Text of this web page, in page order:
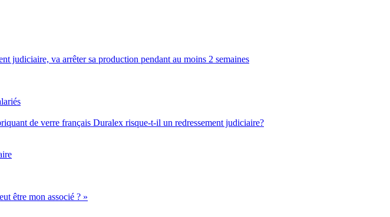
judiciaire, va arrêter sa production pendant au moins 2 semaines
de verre français Duralex risque-t-il un redressement judiciaire?
être mon associé ? »